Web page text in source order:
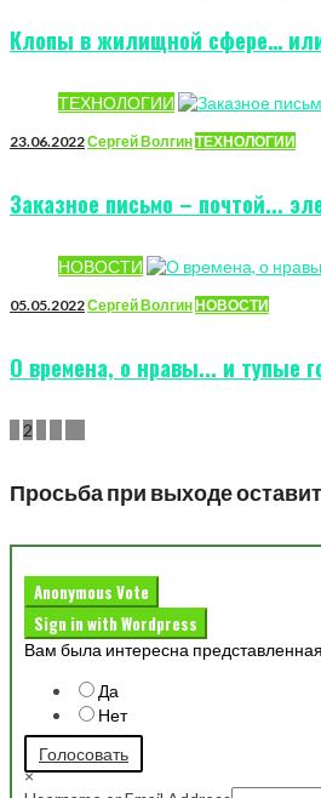
Клопы в жилищной сфере…
ТЕХНОЛОГИИ
23.06.2022Сергей ВолгинТЕХНОЛОГИИ
Заказное письмо – почтой...
НОВОСТИ
05.05.2022Сергей ВолгинНОВОСТИ
О времена, о нравы... и тупые
Пагинация
записей
2
Просьба при выходе
Anonymous Vote
Sign in with Wordpress
Вам была интересна
Да
Нет
Голосовать
×